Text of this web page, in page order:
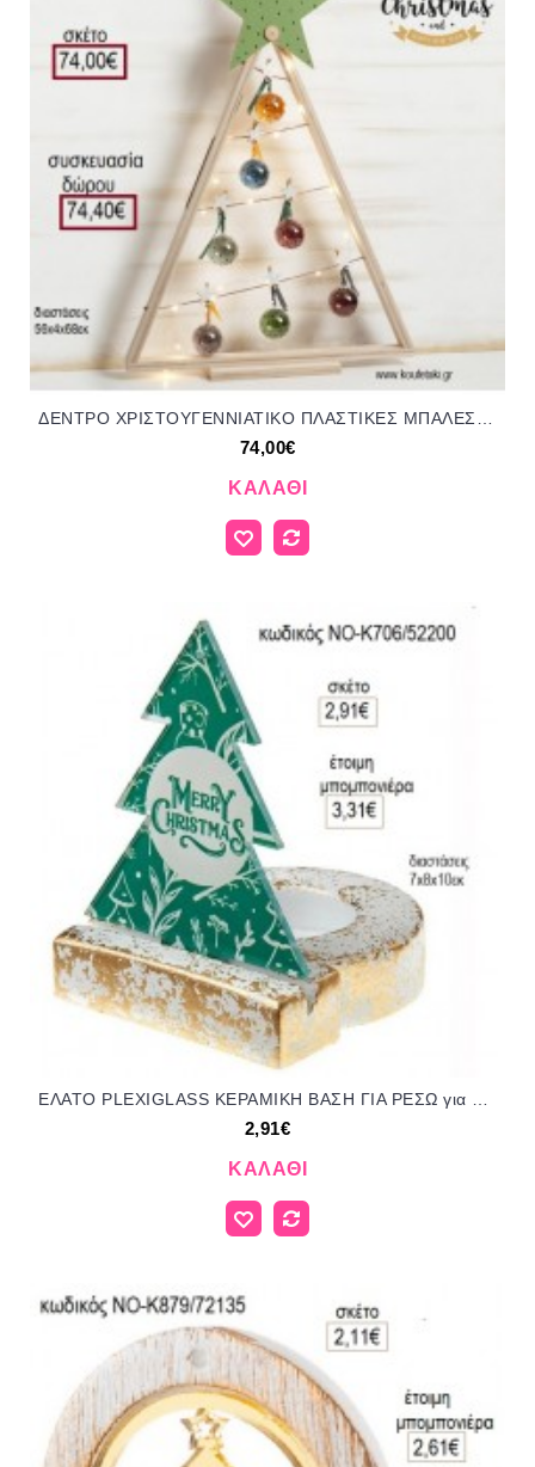
74,00€
ΚΑΛΆΘΙ
2,91€
ΚΑΛΆΘΙ